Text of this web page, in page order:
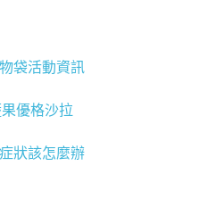
袋活動資訊
優格沙拉
狀該怎麼辦